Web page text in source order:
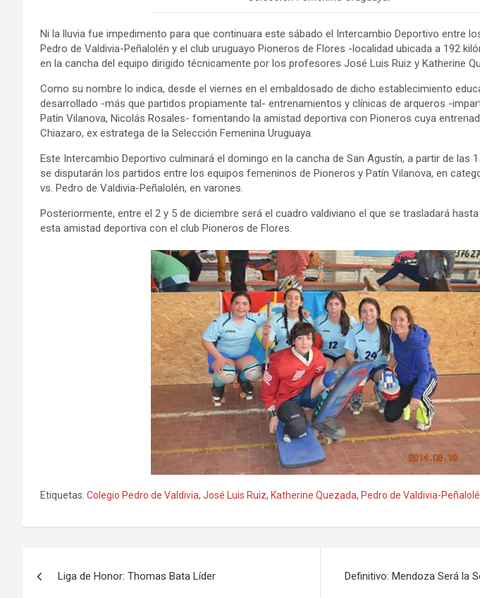
Ni la lluvia fue impedimento para que continuara este sábado el Intercambio Deportivo entre
Pedro de Valdivia-Peñalolén y el club uruguayo Pioneros de Flores -localidad ubicada a 192
en la cancha del equipo dirigido técnicamente por los profesores José Luis Ruiz y Katherine
Como su nombre lo indica, desde el viernes en el embaldosado de dicho establecimiento
desarrollado -más que partidos propiamente tal- entrenamientos y clínicas de arqueros -
Patín Vilanova, Nicolás Rosales- fomentando la amistad deportiva con Pioneros cuya
Chiazaro, ex estratega de la Selección Femenina Uruguaya.
Este Intercambio Deportivo culminará el domingo en la cancha de San Agustín, a partir de las
se disputarán los partidos entre los equipos femeninos de Pioneros y Patín Vilanova, en
vs. Pedro de Valdivia-Peñalolén, en varones.
Posteriormente, entre el 2 y 5 de diciembre será el cuadro valdiviano el que se trasladará
esta amistad deportiva con el club Pioneros de Flores.
Etiquetas: Colegio Pedro de Valdivia, José Luis Ruiz, Katherine Quezada, Pedro de Valdivia-
Liga de Honor: Thomas Bata Líder
Definitivo: Mendoza Será la